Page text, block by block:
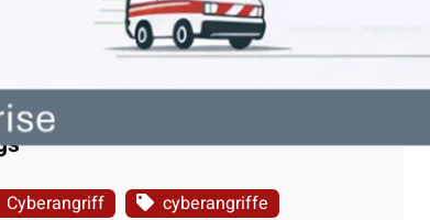
Cyberangriff
cyberangriffe